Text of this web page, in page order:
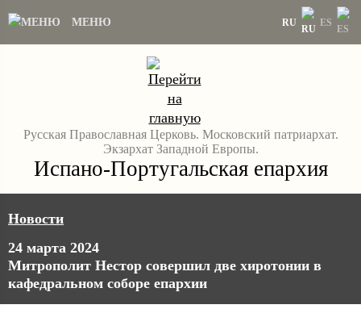
МЕНЮ RU ES
Русская Православная Церковь. Московский патриархат.
Экзархат Западной Европы.
Испано-Португальская епархия
Новости
24 марта 2024
Митрополит Нестор совершил две хиротонии в
кафедральном соборе епархии